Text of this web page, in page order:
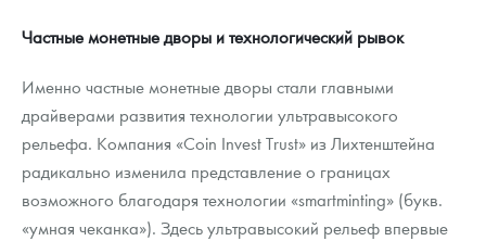
Частные монетные дворы и технологический рывок
Именно частные монетные дворы стали главными
драйверами развития технологии ультравысокого
рельефа. Компания «Coin Invest Trust» из Лихтенштейна
радикально изменила представление о границах
возможного благодаря технологии «smartminting» (букв.
«умная чеканка»). Здесь ультравысокий рельеф впервые